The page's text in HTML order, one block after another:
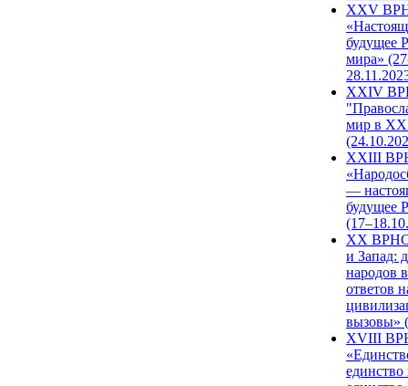
XXV
будущее
мира»
XXIV
мир в
XXIII
—
будущее
XX ВРНС
и Запад:
народов
ответов
вызовы»
XVIII
единство